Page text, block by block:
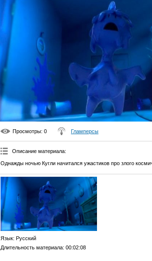
Просмотры: 0 Гламперсы
Описание материала:
Однажды ночью Кугли начитался ужастиков про злого
Язык: Русский
Длительность материала: 00:02:08